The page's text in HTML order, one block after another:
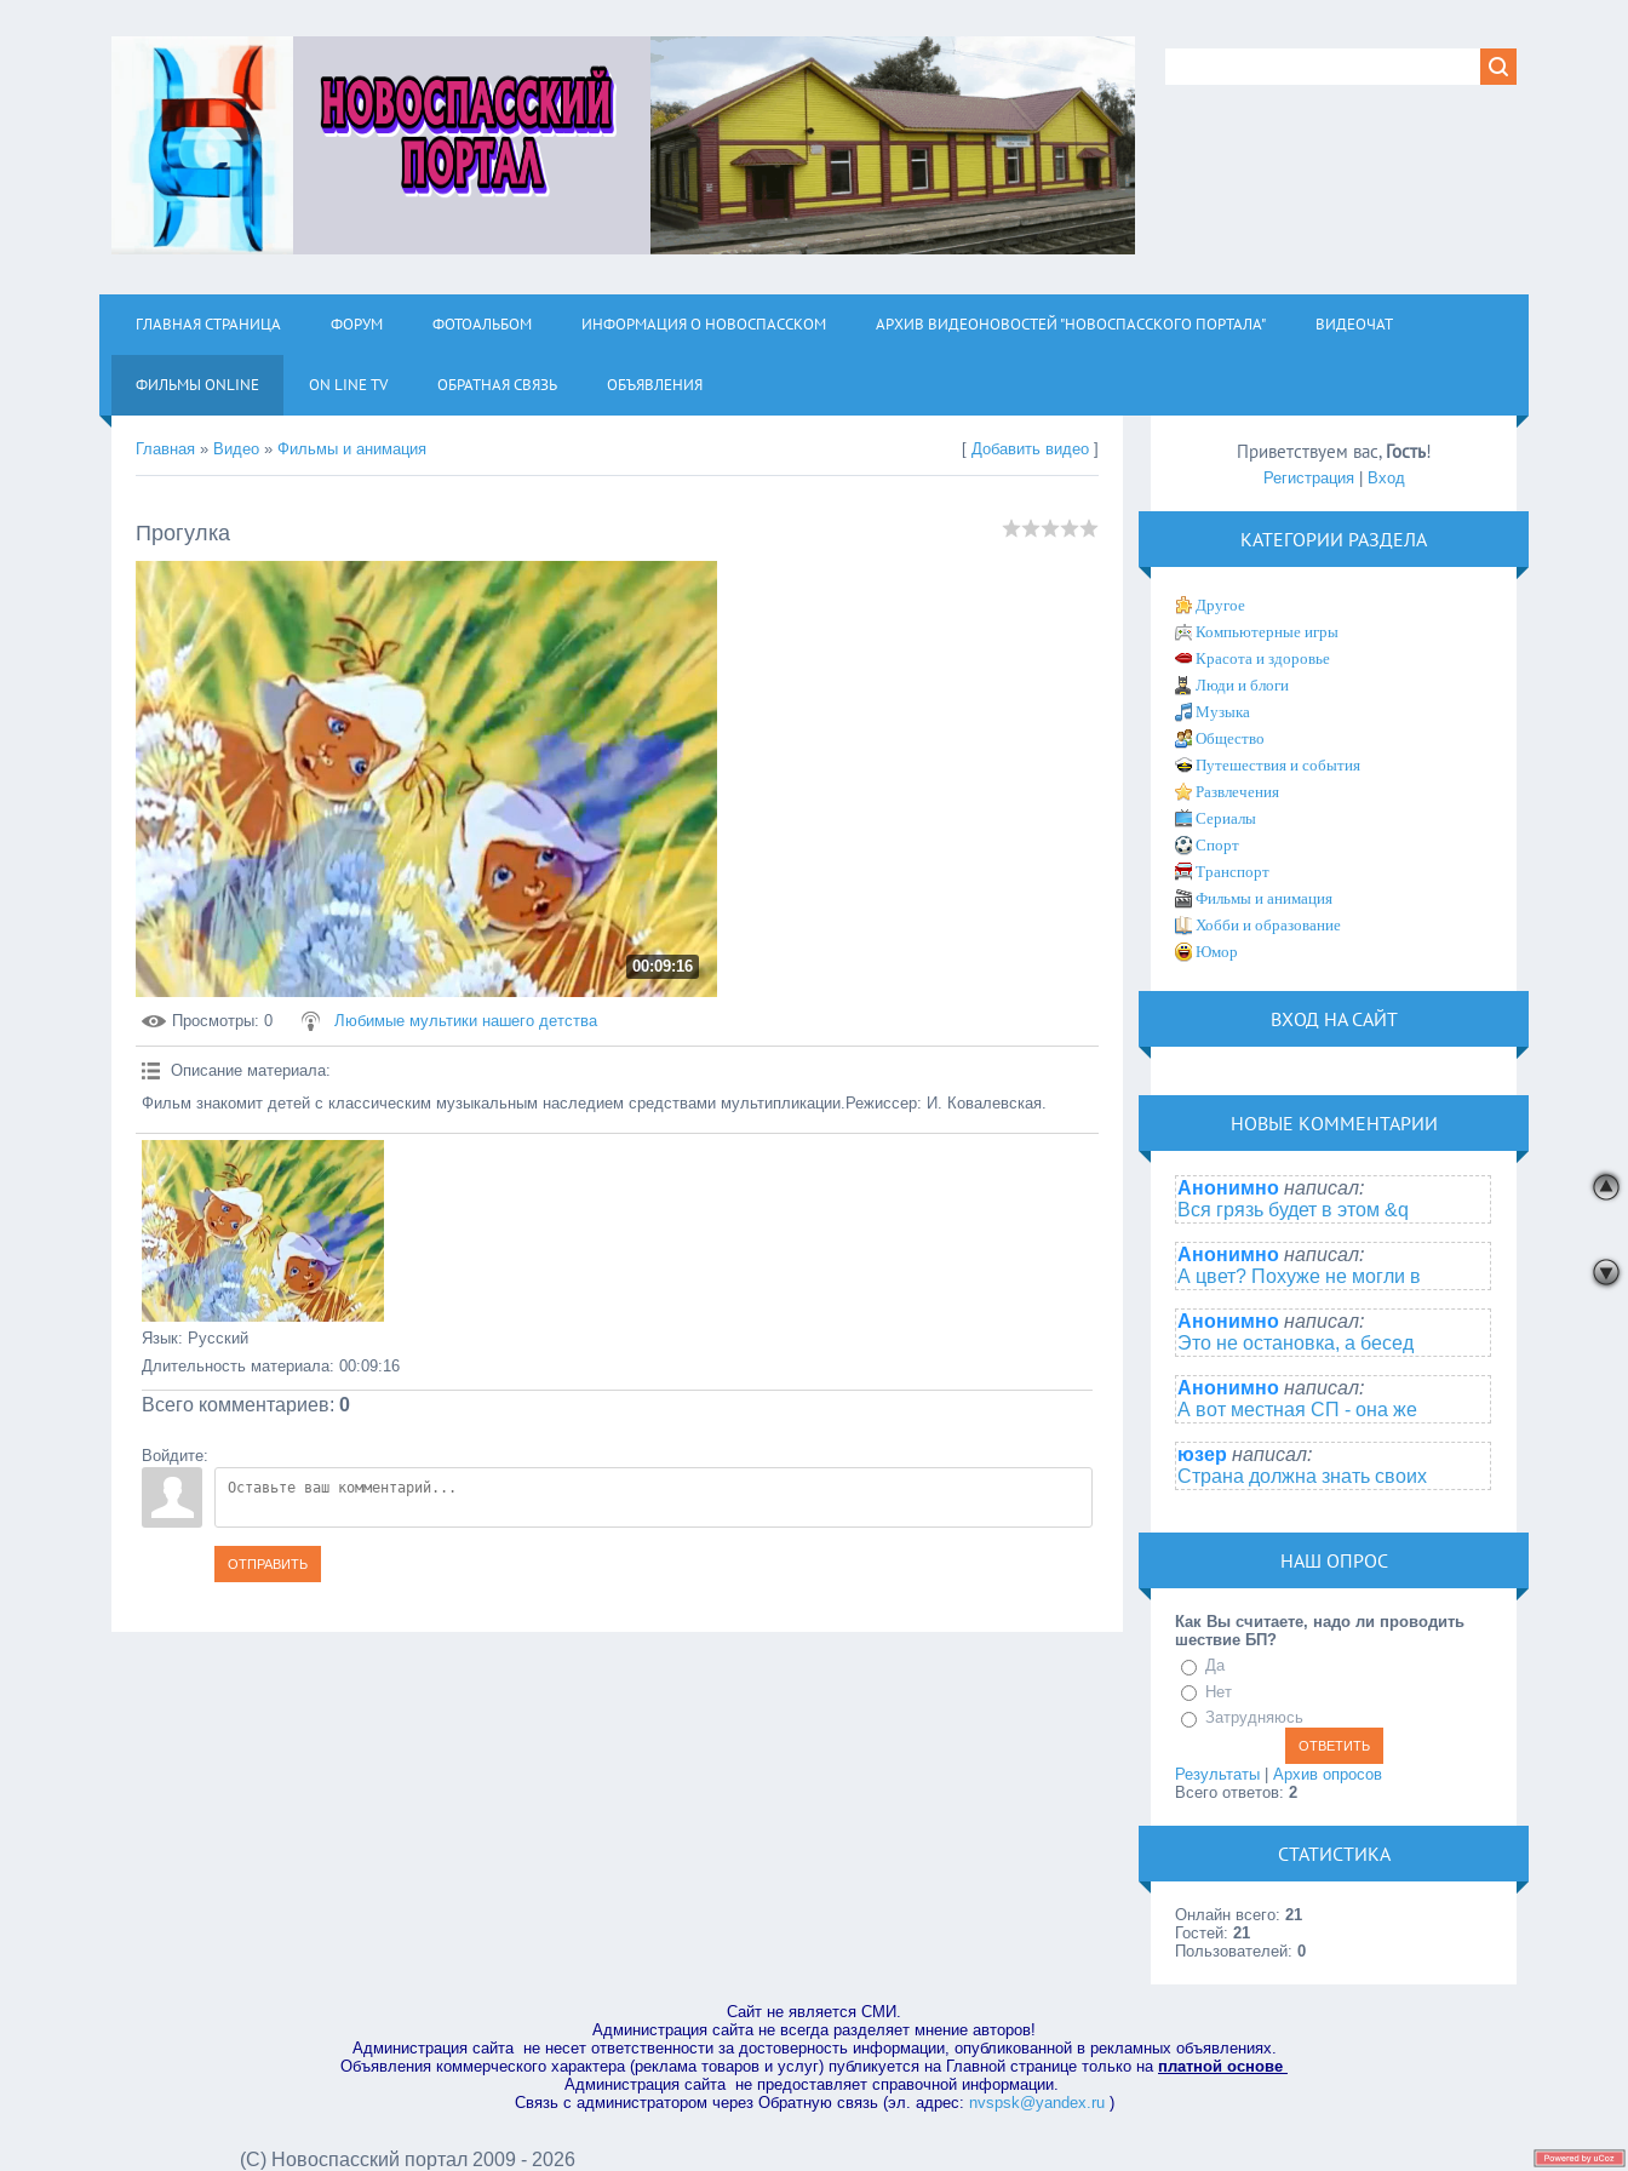
ГЛАВНАЯ СТРАНИЦА ФОРУМ ФОТОАЛЬБОМ ИНФОРМАЦИЯ О НОВОСПАССКОМ АРХИВ ВИДЕОНОВОСТЕЙ "НОВОСПАССКОГО ПОРТАЛА" ВИДЕОЧАТ
ФИЛЬМЫ ОNLINE ON LINE TV ОБРАТНАЯ СВЯЗЬ ОБЪЯВЛЕНИЯ
Главная » Видео » Фильмы и анимация [Добавить видео ]
Прогулка
00:09:16
Просмотры: 0 Любимые мультики нашего детства
Описание материала:
Фильм знакомит детей с классическим музыкальным наследием средствами мультипликации.Режиссер: И. Ковалевская.
Язык: Русский
Длительность материала: 00:09:16
Всего комментариев: 0
Войдите:
ОТПРАВИТЬ
Приветствуем вас, Гость!
Регистрация| Вход
КАТЕГОРИИ РАЗДЕЛА
Другое
Компьютерные игры
Красота и здоровье
Люди и блоги
Музыка
Общество
Путешествия и события
Развлечения
Сериалы
Спорт
Транспорт
Фильмы и анимация
Хобби и образование
Юмор
ВХОД НА САЙТ
НОВЫЕ КОММЕНТАРИИ
Анонимно написал:
Вся грязь будет в этом &q
Анонимно написал:
А цвет? Похуже не могли в
Анонимно написал:
Это не остановка, а бесед
Анонимно написал:
А вот местная СП - она же
юзер написал:
Страна должна знать своих
НАШ ОПРОС
Как Вы считаете, надо ли проводить
шествие БП?
Да
Нет
Затрудняюсь
Результаты |Архив опросов
Всего ответов:2
СТАТИСТИКА
Онлайн всего:21
Гостей:21
Пользователей:0
Сайт не является СМИ.
Администрация сайта не всегда разделяет мнение авторов!
Администрация сайта не несет ответственности за достоверность информации, опубликованной в рекламных объявлениях.
Объявления коммерческого характера (реклама товаров и услуг) публикуется на Главной странице только на платной основе
Администрация сайта не предоставляет справочной информации.
Связь с администратором через Обратную связь (эл. адрес: nvspsk@yandex.ru)
(С) Новоспасский портал 2009 - 2026